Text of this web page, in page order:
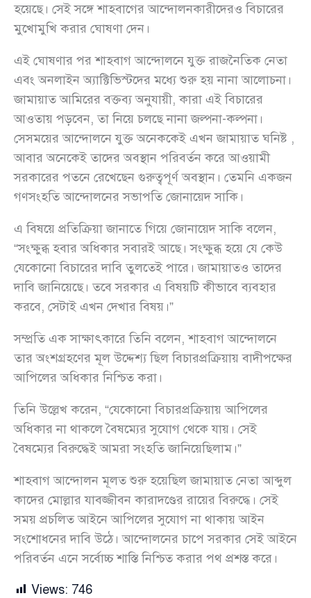
হয়েছে। সেই সঙ্গে শাহবাগের আন্দোলনকারীদেরও বিচারের
মুখোমুখি করার ঘোষণা দেন।
এই ঘোষণার পর শাহবাগ আন্দোলনে যুক্ত রাজনৈতিক নেতা
এবং অনলাইন অ্যাক্টিভিস্টদের মধ্যে শুরু হয় নানা আলোচনা।
জামায়াত আমিরের বক্তব্য অনুযায়ী, কারা এই বিচারের
আওতায় পড়বেন, তা নিয়ে চলছে নানা জল্পনা-কল্পনা।
সেসময়ের আন্দোলনে যুক্ত অনেককেই এখন জামায়াত ঘনিষ্ট ,
আবার অনেকেই তাদের অবস্থান পরিবর্তন করে আওয়ামী
সরকারের পতনে রেখেছেন গুরুত্বপূর্ণ অবস্থান। তেমনি একজন
গণসংহতি আন্দোলনের সভাপতি জোনায়েদ সাকি।
এ বিষয়ে প্রতিক্রিয়া জানাতে গিয়ে জোনায়েদ সাকি বলেন,
“সংক্ষুব্ধ হবার অধিকার সবারই আছে। সংক্ষুব্ধ হয়ে যে কেউ
যেকোনো বিচারের দাবি তুলতেই পারে। জামায়াতও তাদের
দাবি জানিয়েছে। তবে সরকার এ বিষয়টি কীভাবে ব্যবহার
করবে, সেটাই এখন দেখার বিষয়।”
সম্প্রতি এক সাক্ষাৎকারে তিনি বলেন, শাহবাগ আন্দোলনে
তার অংশগ্রহণের মূল উদ্দেশ্য ছিল বিচারপ্রক্রিয়ায় বাদীপক্ষের
আপিলের অধিকার নিশ্চিত করা।
তিনি উল্লেখ করেন, “যেকোনো বিচারপ্রক্রিয়ায় আপিলের
অধিকার না থাকলে বৈষম্যের সুযোগ থেকে যায়। সেই
বৈষম্যের বিরুদ্ধেই আমরা সংহতি জানিয়েছিলাম।”
শাহবাগ আন্দোলন মূলত শুরু হয়েছিল জামায়াত নেতা আব্দুল
কাদের মোল্লার যাবজ্জীবন কারাদণ্ডের রায়ের বিরুদ্ধে। সেই
সময় প্রচলিত আইনে আপিলের সুযোগ না থাকায় আইন
সংশোধনের দাবি উঠে। আন্দোলনের চাপে সরকার সেই আইনে
পরিবর্তন এনে সর্বোচ্চ শাস্তি নিশ্চিত করার পথ প্রশস্ত করে।
Views: 746